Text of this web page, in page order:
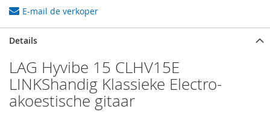
E-mail de verkoper
Details
LAG Hyvibe 15 CLHV15E
LINKShandig Klassieke Electro-
akoestische gitaar